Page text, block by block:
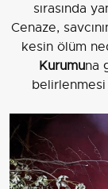
sırasında
Cenaze,
kesin ölüm
Kurumuna